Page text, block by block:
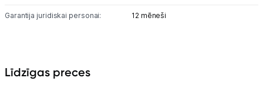
Garantija juridiskai personai: 12 mēneši
Līdzīgas preces